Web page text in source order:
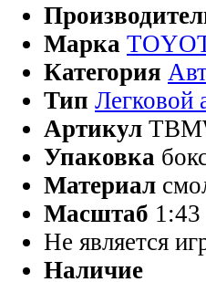
Марка
Категория
Тип Легковой
Артикул
Упаковка
Материал
Масштаб 1:43
Не является
Наличие